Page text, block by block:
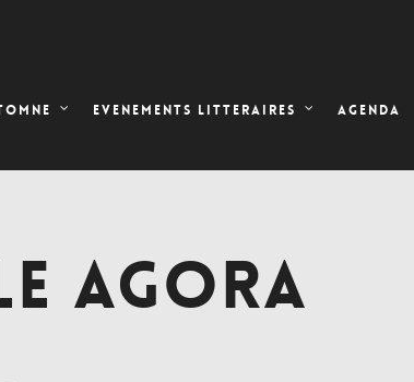
EVENEMENTS LITTERAIRES AGENDA
AGORA